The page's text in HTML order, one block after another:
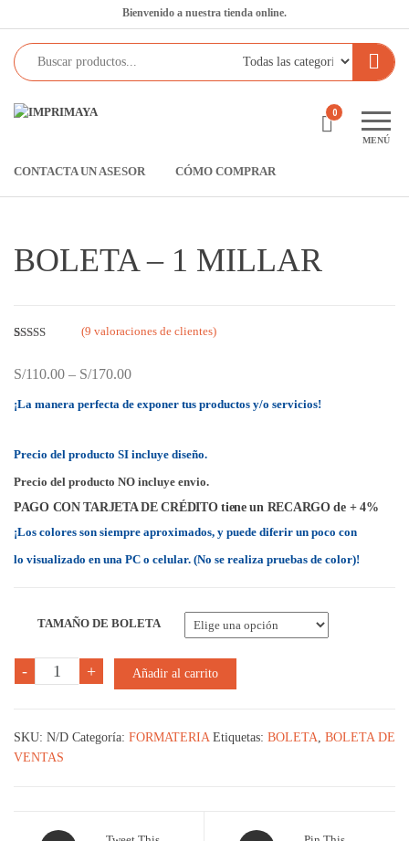
al
contenido
Bienvenido a nuestra tienda online.
MENÚ
0
CONTACTA UN ASESOR CÓMO COMPRAR
BOLETA – 1 MILLAR
2.67
5
basad
s de
s
(9 valoraciones de clientes)
S/110.00 – S/170.00
¡La manera perfecta de exponer tus productos y/o servicios!
Precio del producto SI incluye diseño.
Precio del producto NO incluye envio.
PAGO CON TARJETA DE CRÉDITO tiene un RECARGO de + 4%
¡Los colores son siempre aproximados, y puede diferir un poco con
lo visualizado en una PC o celular. (No se realiza pruebas de color)!
TAMAÑO DE BOLETA
-
BOLETA
-
cantidad
+ Añadir al carrito
SKU: N/D Categoría: FORMATERIA Etiquetas: BOLETA, BOLETA DE
VENTAS